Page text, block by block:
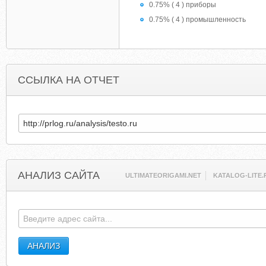
0.75% ( 4 ) приборы
0.75% ( 4 ) промышленность
ССЫЛКА НА ОТЧЕТ
АНАЛИЗ САЙТА ULTIMATEORIGAMI.NET KATALOG-